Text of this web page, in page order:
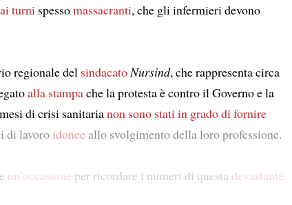
turni spessomassacranti, che gli infermieri devono
regionale del sindacato Nursind, che rappresenta circa
alla stampache la protesta è contro il Governo e la
di crisi sanitarianon sono stati in grado di fornire
di lavoro idoneeallo svolgimento della loro professione.
un’occasione per ricordare i numeri di questa devastante